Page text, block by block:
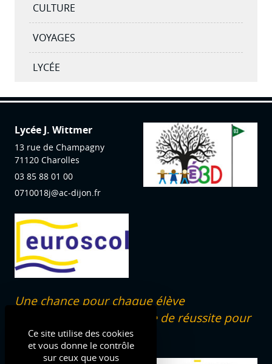
CULTURE
VOYAGES
LYCÉE
Lycée J. Wittmer
13 rue de Champagny
71120 Charolles
03 85 88 01 00
0710018j@ac-dijon.fr
Une chance pour chaque élève
dans un programme de réussite pour
tous !
Ce site utilise des cookies
et vous donne le contrôle
sur ceux que vous